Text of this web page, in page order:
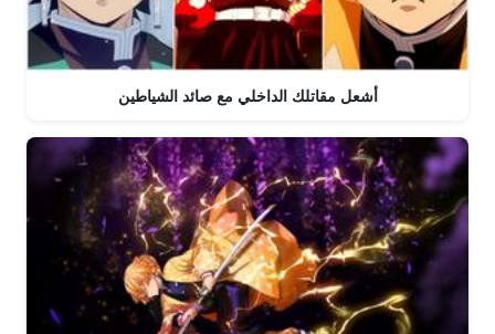
أشعل مقاتلك الداخلي مع صائد الشياطين